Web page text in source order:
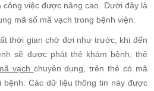
công việc được nâng cao. Dưới đây là
mã số mã vạch trong bệnh viện:
thời gian chờ đợi như trước, khi đến
sẽ được phát thẻ khám bệnh, thẻ
vạch chuyên dụng, trên thẻ có mã
bệnh. Các dữ liệu thông tin này được